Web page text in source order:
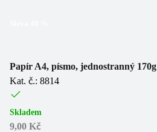
Papír A4, písmo, jednostranný 170g
Kat. č.: 8814
Skladem
9,00 Kč